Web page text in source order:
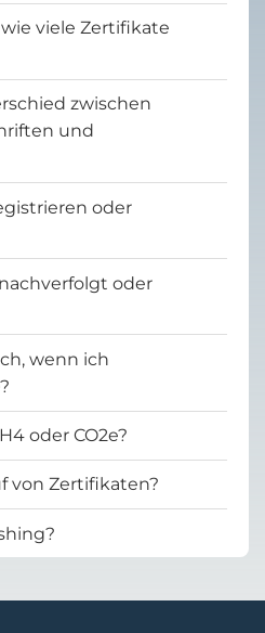
viele Zertifikate
zwischen
und
oder
oder
wenn ich
oder CO2e?
von Zertifikaten?